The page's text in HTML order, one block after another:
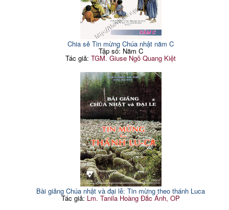
Chia sẻ Tin mừng Chúa nhật năm C
Tập số: Năm C
Tác giả:TGM. Giuse Ngô Quang Kiệt
Bài giảng Chúa nhật và đại lễ: Tin mừng theo thánh Luca
Tác giả: Lm. Tanila Hoàng Đắc Ánh, OP